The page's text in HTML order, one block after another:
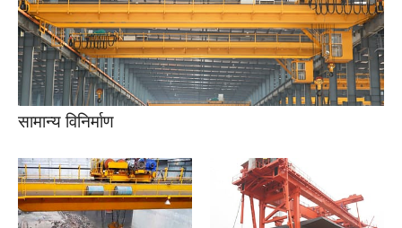
सामान्य विनिर्माण